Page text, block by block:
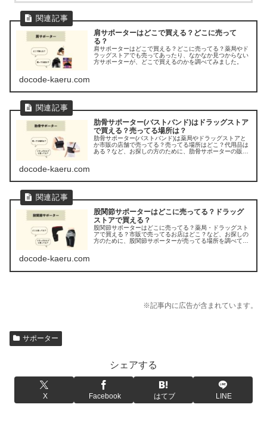
肩サポーターはどこで買える？どこに売って
る？
肩サポーターはどこで買える？どこに売ってる？薬局やド
ラッグストアでも売ってあったり、なかなか見つからない
方サポーターが、どこで買えるのかを調べてみました。
docode-kaeru.com
肋骨サポーター(バストバンド)はドラッグストア
で買える？売ってる場所は？
肋骨サポーター(バストバンド)は薬局やドラッグストアと
か市販の店舗で売ってる？売ってる場所はどこ？代用品は
ある？など、お探しの方のために、肋骨サポーターの販売
docode-kaeru.com
股関節サポーターはどこに売ってる？ドラッグ
ストアで買える？
股関節サポーターはどこに売ってる？薬局・ドラッグスト
アで買える？市販で売ってるお店はどこ？など、お探しの
方のために、股関節サポーターが売ってる場所を調べてみ
docode-kaeru.com
※記事内に広告が含まれています。
サポーター
シェアする
X Facebook はてブ LINE